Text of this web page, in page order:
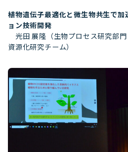
植物遺伝子最適化と微生物共生で加
ョン技術開発
光田 展隆（生物プロセス研究部
資源化研究チーム）